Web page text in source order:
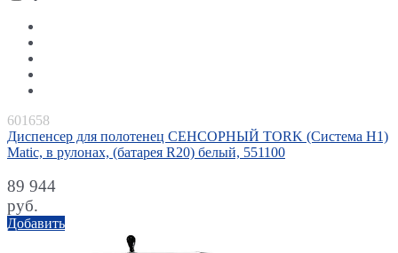
601658
Диспенсер для полотенец СЕНСОРНЫЙ TORK (Система H1)
Matic, в рулонах, (батарея R20) белый, 551100
89 944
руб.
Добавить